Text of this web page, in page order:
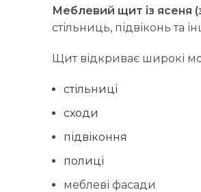
Меблевий щит із ясеня
стільниць, підвіконь та
Щит відкриває широкі
стільниці
сходи
підвіконня
полиці
меблеві фасади